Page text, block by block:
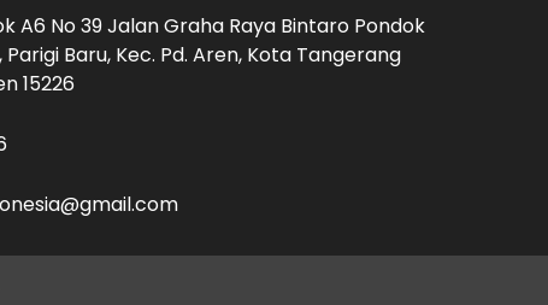
A6 No 39 Jalan Graha Raya Bintaro Pondok
Baru, Kec. Pd. Aren, Kota Tangerang
15226